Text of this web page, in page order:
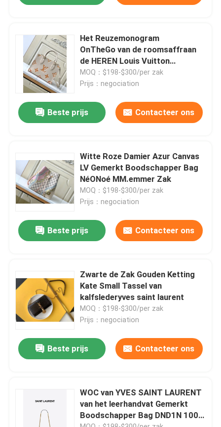
Producten
Video's
Ongeveer ons
Kwaliteitscontrole
Nieuws
bloggen
Het Reuzemonogram
OnTheGo van de roomsaffraan
de HEREN Louis Vuitton
Messenger Bag For Ipad Mini
MOQ：$198-$300/per zak
Prijs：negociation
Beste prijs Contacteer ons
Witte Roze Damier Azur Canvas
LV Gemerkt Boodschapper Bag
NéONoé MM.emmer Zak
MOQ：$198-$300/per zak
Prijs：negociation
Beste prijs Contacteer ons
Zwarte de Zak Gouden Ketting
Kate Small Tassel van
kalfslederyves saint laurent
MOQ：$198-$300/per zak
Prijs：negociation
Beste prijs Contacteer ons
WOC van YVES SAINT LAURENT
van het leerhandvat Gemerkt
Boodschapper Bag DND1N 1000